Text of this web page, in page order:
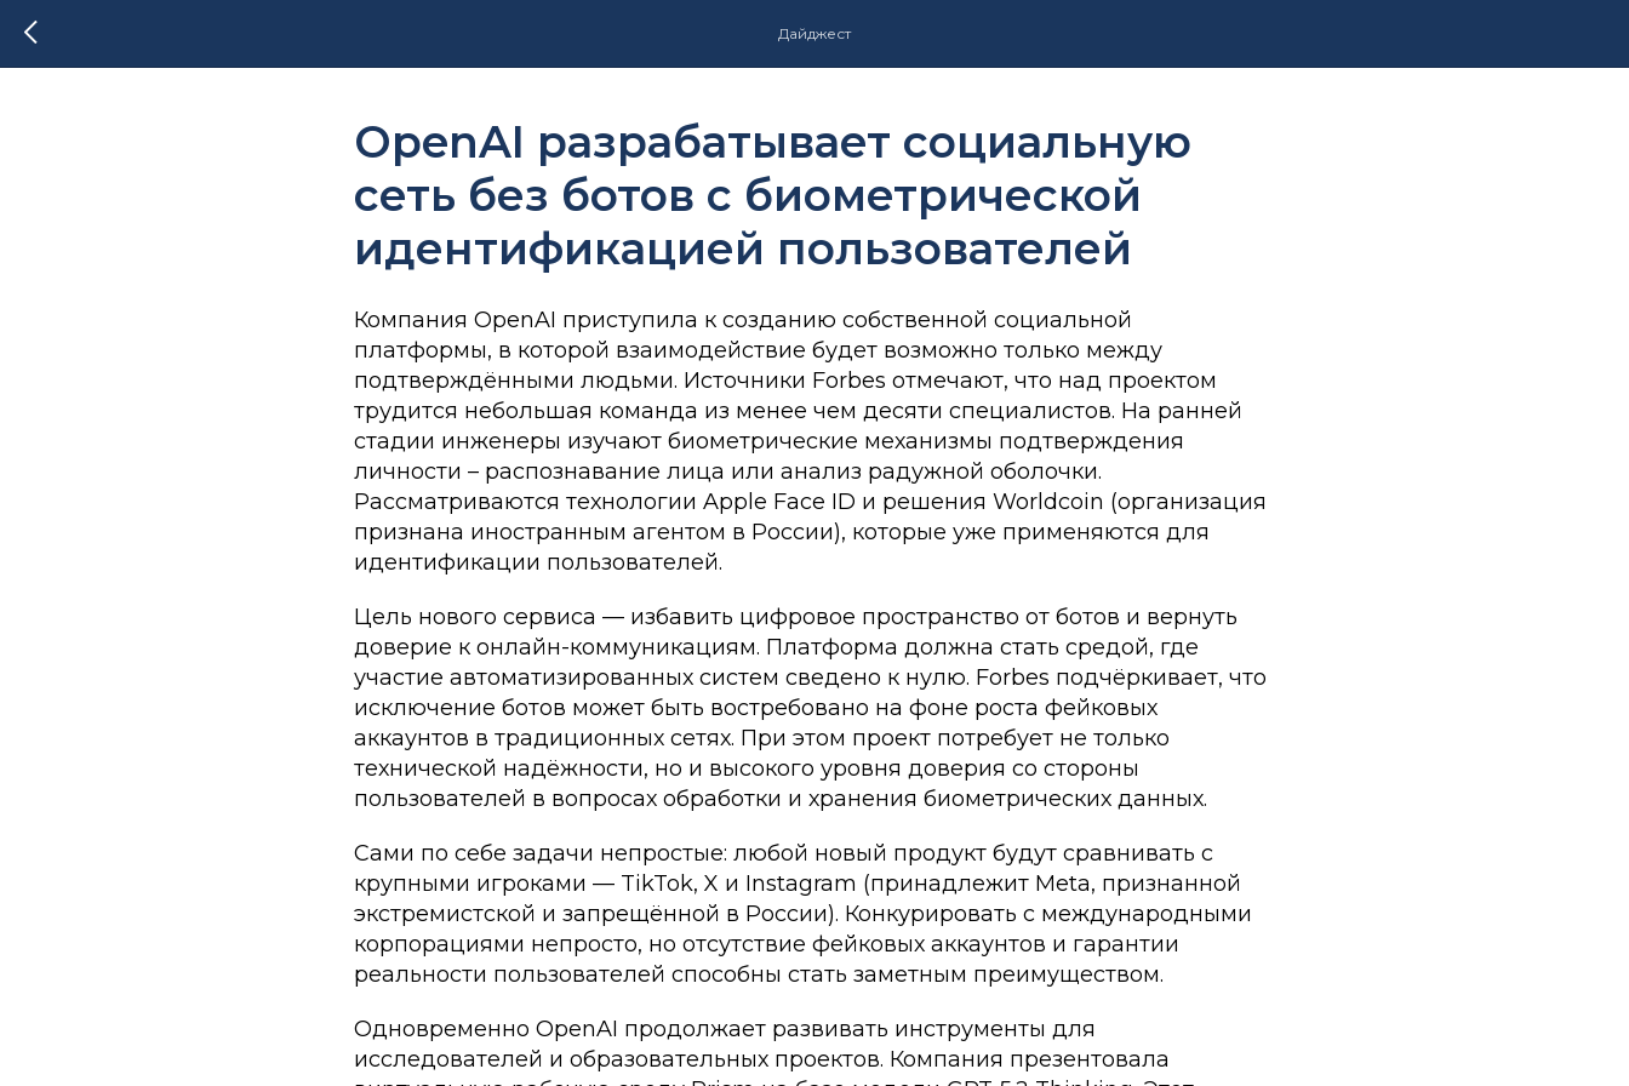
Дайджест
OpenAI разрабатывает социальную
сеть без ботов с биометрической
идентификацией пользователей
Компания OpenAI приступила к созданию собственной социальной
платформы, в которой взаимодействие будет возможно только между
подтверждёнными людьми. Источники Forbes отмечают, что над проектом
трудится небольшая команда из менее чем десяти специалистов. На ранней
стадии инженеры изучают биометрические механизмы подтверждения
личности – распознавание лица или анализ радужной оболочки.
Рассматриваются технологии Apple Face ID и решения Worldcoin (организация
признана иностранным агентом в России), которые уже применяются для
идентификации пользователей.
Цель нового сервиса — избавить цифровое пространство от ботов и вернуть
доверие к онлайн-коммуникациям. Платформа должна стать средой, где
участие автоматизированных систем сведено к нулю. Forbes подчёркивает, что
исключение ботов может быть востребовано на фоне роста фейковых
аккаунтов в традиционных сетях. При этом проект потребует не только
технической надёжности, но и высокого уровня доверия со стороны
пользователей в вопросах обработки и хранения биометрических данных.
Сами по себе задачи непростые: любой новый продукт будут сравнивать с
крупными игроками — TikTok, X и Instagram (принадлежит Meta, признанной
экстремистской и запрещённой в России). Конкурировать с международными
корпорациями непросто, но отсутствие фейковых аккаунтов и гарантии
реальности пользователей способны стать заметным преимуществом.
Одновременно OpenAI продолжает развивать инструменты для
исследователей и образовательных проектов. Компания презентовала